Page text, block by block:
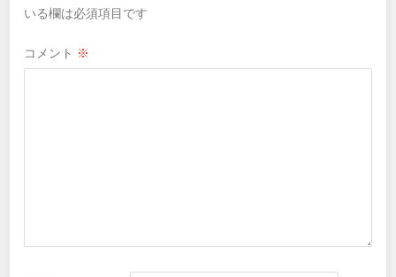
いる欄は必須項目です
コメント ※